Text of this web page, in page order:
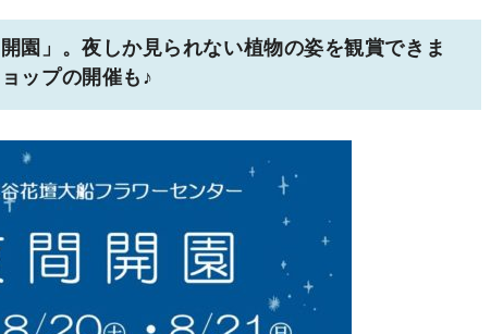
園」。夜しか見られない植物の姿を観賞できま
ップの開催も♪